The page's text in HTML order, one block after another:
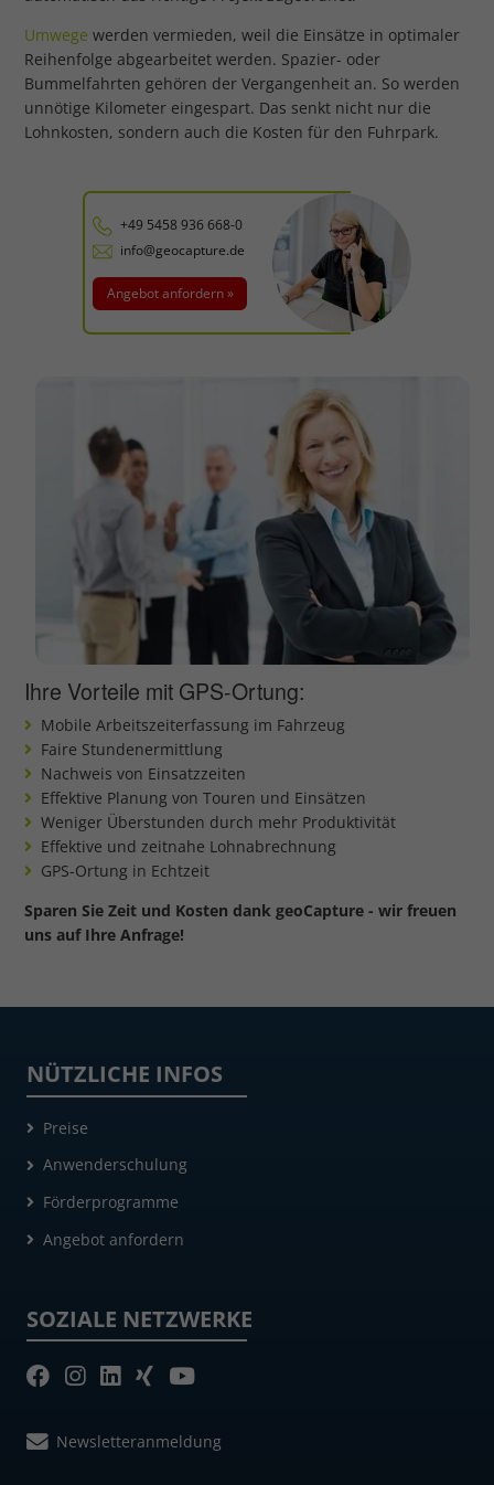
+49 5458 936 668-0
info@geocapture.de
Angebot anfordern »
Umwege werden vermieden, weil die Einsätze in optimaler
Reihenfolge abgearbeitet werden. Spazier- oder
Bummelfahrten gehören der Vergangenheit an. So werden
unnötige Kilometer eingespart. Das senkt nicht nur die
Lohnkosten, sondern auch die Kosten für den Fuhrpark.
Ihre Vorteile mit GPS-Ortung:
Mobile Arbeitszeiterfassung im Fahrzeug
Faire Stundenermittlung
Nachweis von Einsatzzeiten
Effektive Planung von Touren und Einsätzen
Weniger Überstunden durch mehr Produktivität
Effektive und zeitnahe Lohnabrechnung
GPS-Ortung in Echtzeit
Sparen Sie Zeit und Kosten dank geoCapture - wir freuen
uns auf Ihre Anfrage!
NÜTZLICHE INFOS
Preise
Anwenderschulung
Förderprogramme
Angebot anfordern
SOZIALE NETZWERKE
Newsletteranmeldung